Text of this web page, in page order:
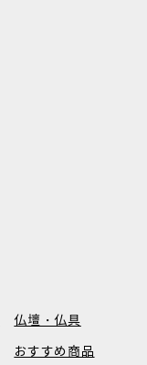
仏壇・仏具
おすすめ商品